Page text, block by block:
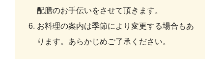
配膳のお手伝いをさせて頂きます。
お料理の案内は季節により変更する場合もあ
ります。あらかじめご了承ください。